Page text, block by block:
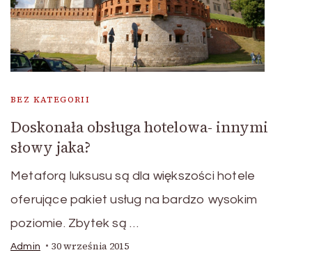
BEZ KATEGORII
Doskonała obsługa hotelowa- innymi
słowy jaka?
Metaforą luksusu są dla większości hotele
oferujące pakiet usług na bardzo wysokim
poziomie. Zbytek są …
Admin 30 września 2015